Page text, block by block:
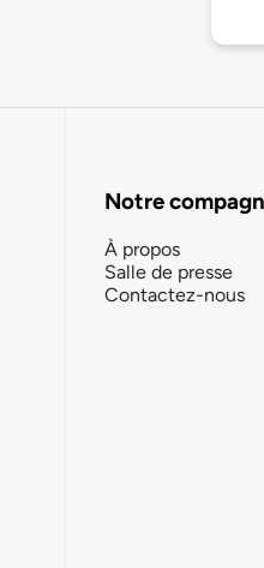
Notre
À propos
Salle de presse
Contactez-nous